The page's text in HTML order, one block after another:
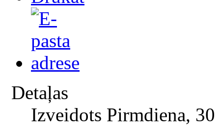
Detaļas
Izveidots Pirmdiena,